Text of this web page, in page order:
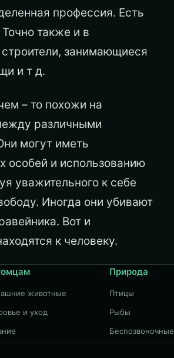
профессия. Есть
также и в
занимающиеся
и т д.
– то похожи на
различными
могут иметь
особей и использованию
уважительного к себе
Иногда они убивают
Вот и
к человеку.
животные
и уход
Природа
Птицы
Рыбы
Беспозвоночные